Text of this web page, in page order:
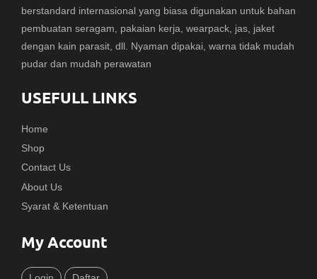
berstandard internasional yang biasa digunakan untuk bahan
pembuatan seragam, pakaian kerja, wearpack, jas, jaket
dengan kain parasit, dll. Nyaman dipakai, warna tidak mudah
pudar dan mudah perawatan
USEFULL LINKS
Home
Shop
Contact Us
About Us
Syarat & Ketentuan
My Account